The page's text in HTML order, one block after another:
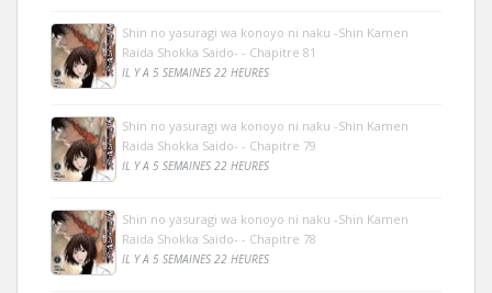
Shin no yasuragi wa konoyo ni naku -Shin Kamen
Raida Shokka Saido- - Chapitre 81
IL Y A 5 SEMAINES 22 HEURES
Shin no yasuragi wa konoyo ni naku -Shin Kamen
Raida Shokka Saido- - Chapitre 79
IL Y A 5 SEMAINES 22 HEURES
Shin no yasuragi wa konoyo ni naku -Shin Kamen
Raida Shokka Saido- - Chapitre 78
IL Y A 5 SEMAINES 22 HEURES